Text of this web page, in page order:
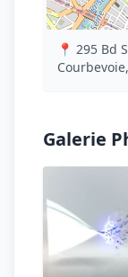
📍 295 Bd
Galerie